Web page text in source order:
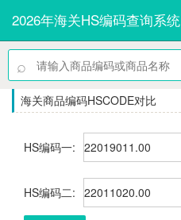
2026年海关HS编码查询系统
⌕
海关商品编码HSCODE对比
HS编码一:
HS编码二: